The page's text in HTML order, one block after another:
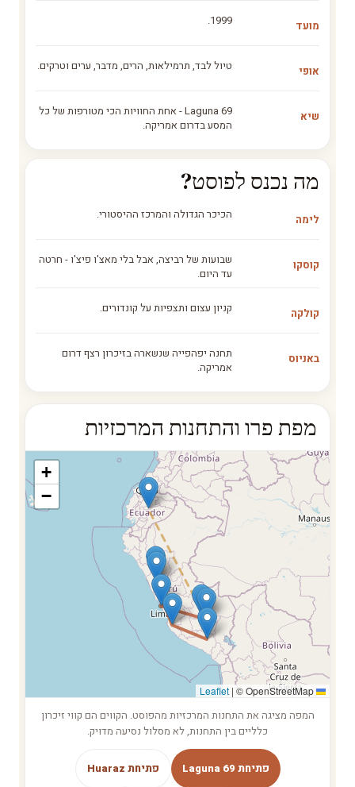
מועד 1999.
אופי טיול לבד, תרמילאות, הרים, מדבר, ערים וטרקים.
שיא
Laguna 69 - אחת החוויות הכי מטורפות של כל
המסע בדרום אמריקה.
מה נכנס לפוסט?
לימה הכיכר הגדולה והמרכז ההיסטורי.
קוסקו
שבועות של רביצה, אבל בלי מאצ'ו פיצ'ו - חרטה
עד היום.
קולקה קניון עצום ותצפיות על קונדורים.
באניוס
תחנה יפהפייה שנשארה בזיכרון רצף דרום
אמריקה.
מפת פרו והתחנות המרכזיות
+
−
| © OpenStreetMap
המפה מציגה את התחנות המרכזיות מהפוסט. הקווים הם קווי זיכרון
כלליים בין התחנות, לא מסלול נסיעה מדויק.
פתיחת Laguna 69 פתיחת Huaraz